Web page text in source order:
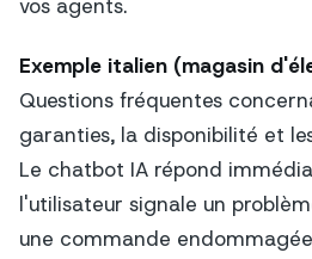
vos agents.
Exemple italien (magasin
Questions fréquentes
garanties, la disponibilité et
Le chatbot IA répond
l'utilisateur signale un
une commande